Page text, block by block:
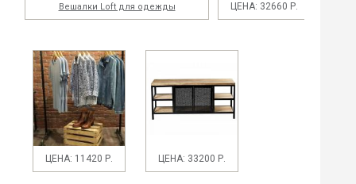
Вешалки Loft для одежды ЦЕНА: 32660 Р.
ЦЕНА: 11420 Р. ЦЕНА: 33200 Р.